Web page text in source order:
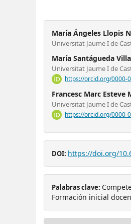
María Ángeles Llopis
Universitat Jaume I de
María Santágueda
Universitat Jaume I de
https://orcid.org/0000-
Francesc Marc Esteve
Universitat Jaume I de
https://orcid.org/0000-
DOI: https://doi.org/
Palabras clave:
Formación inicial